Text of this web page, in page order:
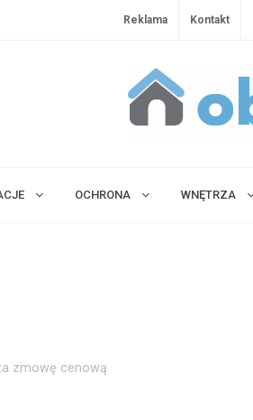
Reklama Kontakt
OCHRONA WNĘTRZA
zmowę cenową